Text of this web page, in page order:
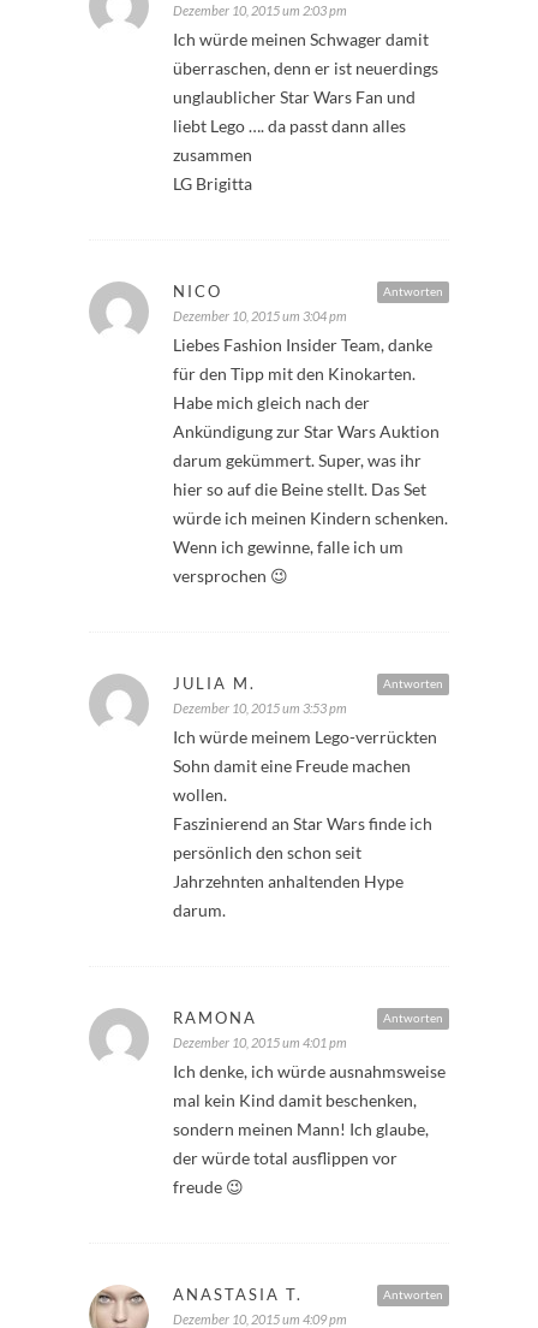
Dezember 10, 2015 um 2:03 pm
Ich würde meinen Schwager damit
überraschen, denn er ist neuerdings
unglaublicher Star Wars Fan und
liebt Lego …. da passt dann alles
zusammen
LG Brigitta
Antworten
NICO
Dezember 10, 2015 um 3:04 pm
Liebes Fashion Insider Team, danke
für den Tipp mit den Kinokarten.
Habe mich gleich nach der
Ankündigung zur Star Wars Auktion
darum gekümmert. Super, was ihr
hier so auf die Beine stellt. Das Set
würde ich meinen Kindern schenken.
Wenn ich gewinne, falle ich um
versprochen 😉
Antworten
JULIA M.
Dezember 10, 2015 um 3:53 pm
Ich würde meinem Lego-verrückten
Sohn damit eine Freude machen
wollen.
Faszinierend an Star Wars finde ich
persönlich den schon seit
Jahrzehnten anhaltenden Hype
darum.
Antworten
RAMONA
Dezember 10, 2015 um 4:01 pm
Ich denke, ich würde ausnahmsweise
mal kein Kind damit beschenken,
sondern meinen Mann! Ich glaube,
der würde total ausflippen vor
freude 😉
Antworten
ANASTASIA T.
Dezember 10, 2015 um 4:09 pm